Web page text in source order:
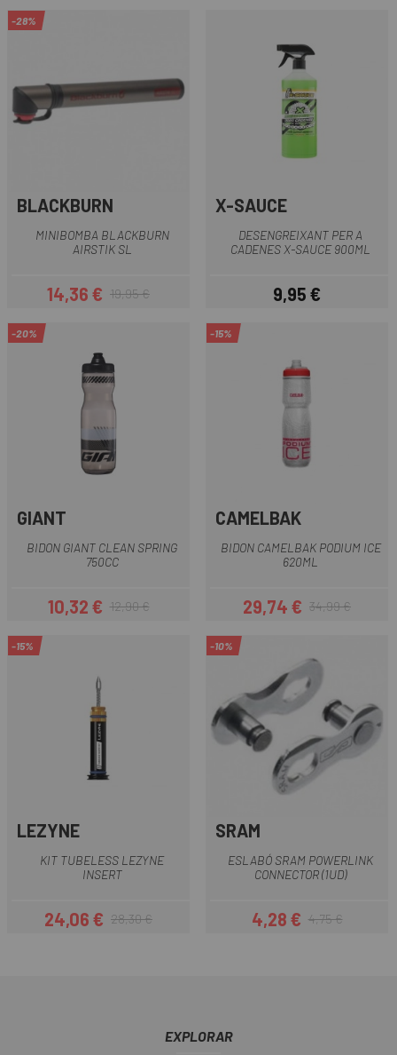
-28%
BLACKBURN
MINIBOMBA BLACKBURN
AIRSTIK SL
Preu
14,36 €Preu regular
19,95 €
X-SAUCE
DESENGREIXANT PER A
CADENES X-SAUCE 900ML
Preu
9,95 €
-20%
GIANT
BIDON GIANT CLEAN SPRING
750CC
Preu
10,32 €Preu regular
12,90 €
-15%
CAMELBAK
BIDON CAMELBAK PODIUM ICE
620ML
Preu
29,74 €Preu regular
34,99 €
-15%
LEZYNE
KIT TUBELESS LEZYNE
INSERT
Preu
24,06 €Preu regular
28,30 €
-10%
SRAM
ESLABÓ SRAM POWERLINK
CONNECTOR (1UD)
Preu
4,28 €Preu regular
4,75 €
EXPLORAR